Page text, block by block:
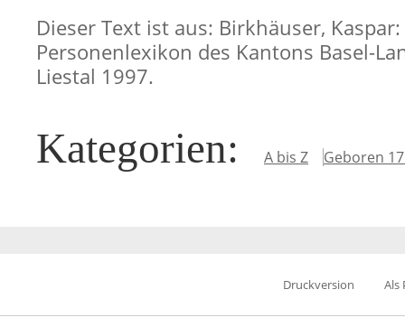
Dieser Text ist aus: Birkhäuser, Kaspar:
Personenlexikon des Kantons Basel-
Liestal 1997.
Kategorien: A bis Z Geboren
Druckversion Als